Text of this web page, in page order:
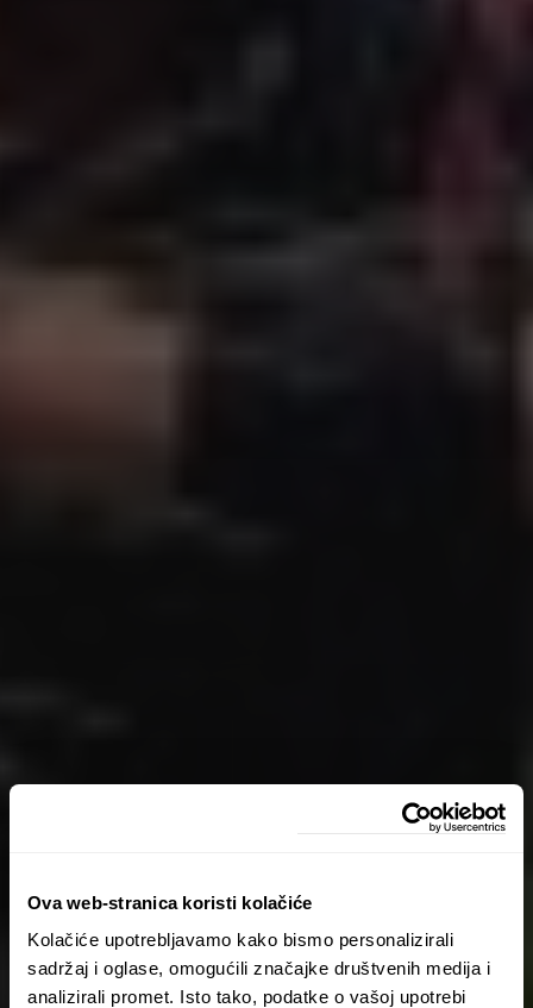
Ova web-stranica koristi kolačiće
Kolačiće upotrebljavamo kako bismo personalizirali
sadržaj i oglase, omogućili značajke društvenih medija i
analizirali promet. Isto tako, podatke o vašoj upotrebi